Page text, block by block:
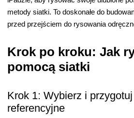
metody siatki. To doskonałe do
przed przejściem do rysowania
Krok po kroku: Jak
pomocą siatki
Krok 1: Wybierz i
referencyjne